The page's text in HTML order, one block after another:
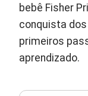
bebê Fisher
conquista
primeiros
aprendizado.